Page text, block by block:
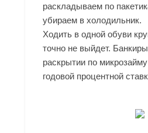
раскладываем по
убираем в холодильник.
Ходить в одной обуви
точно не выйдет.
раскрытии по
годовой процентной